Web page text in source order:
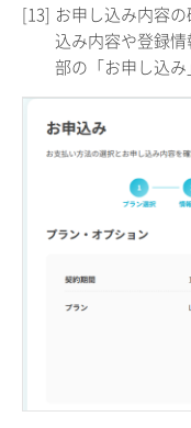
[13] お申し込み内容
込み内容や登録
部の「お申し込み